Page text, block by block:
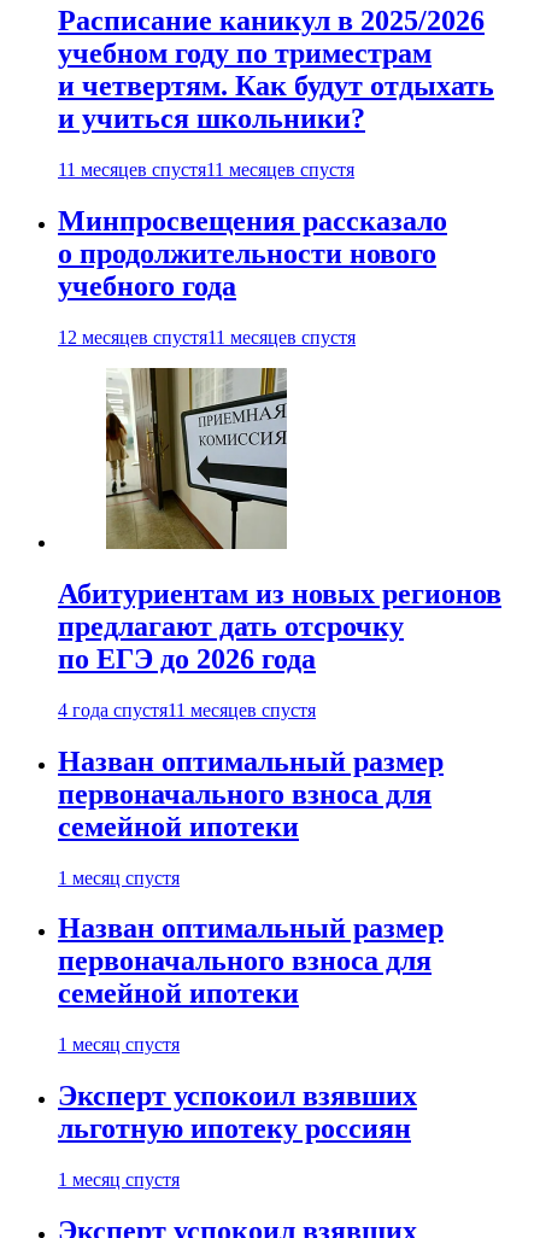
Расписание каникул в 2025/2026
учебном году по триместрам
и четвертям. Как будут отдыхать
и учиться школьники?
11 месяцев спустя11 месяцев спустя
Минпросвещения рассказало
о продолжительности нового
учебного года
12 месяцев спустя11 месяцев спустя
Абитуриентам из новых регионов
предлагают дать отсрочку
по ЕГЭ до 2026 года
4 года спустя11 месяцев спустя
Назван оптимальный размер
первоначального взноса для
семейной ипотеки
1 месяц спустя
Назван оптимальный размер
первоначального взноса для
семейной ипотеки
1 месяц спустя
Эксперт успокоил взявших
льготную ипотеку россиян
1 месяц спустя
Эксперт успокоил взявших